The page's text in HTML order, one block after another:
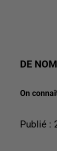
DE
On
Publié :